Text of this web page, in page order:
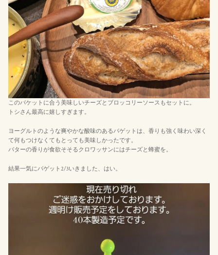
このバケットに合う美味しいチーズとブロッコリーソースもセットに。
トシさん最高に嬉しすぎます。
ヨーグルトのような爽やかな酸味のあるバゲットは、香りも強く味わい深く
て何もつけなくてもとっても美味しかったです。
バターの香りが食欲そそるクロワッサンにはチーズと蜂蜜を。
結果一気にバゲット2/3いきました、はい。